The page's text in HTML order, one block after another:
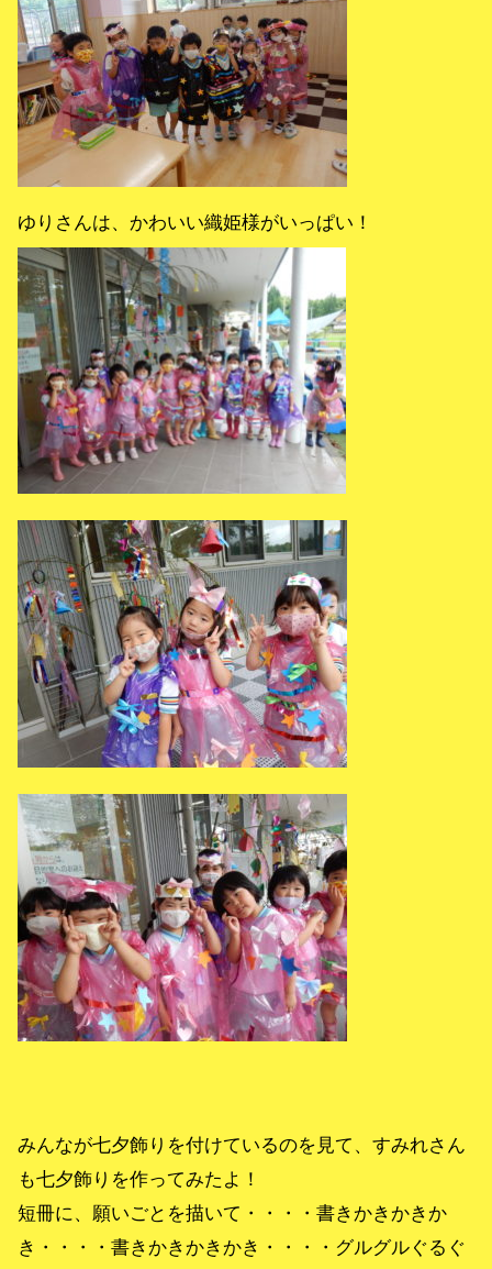
ゆりさんは、かわいい織姫様がいっぱい！
みんなが七夕飾りを付けているのを見て、すみれさん
も七夕飾りを作ってみたよ！
短冊に、願いごとを描いて・・・・書きかきかきか
き・・・・書きかきかきかき・・・・グルグルぐるぐ